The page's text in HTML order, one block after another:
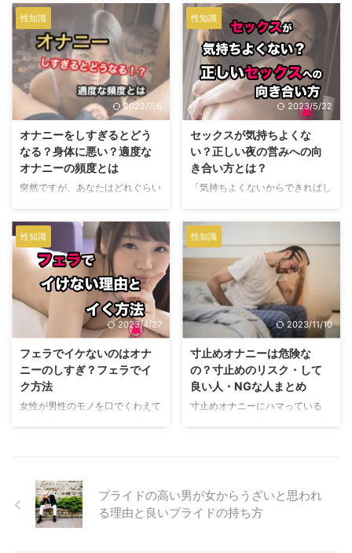
オナニーを紹介します。 ちなみ
に筆者は女性ですが、オナクラで
働いていたことがあるので、オナ
ニーにはちょいと詳しいです。セ
ルフプレジャーの方法を変えるだ
けで、狂ったようにイキまくる男
性たちを多数見てきました。 そ
たオナニーのやり方・注意点・リ
スクまで全て解説します。このオ
ナニーは非常に気持ち良いそうで
すが、万が一体に何らかのダメー
あくまで自己責任でお願いします
…
手術を受けるか、産むか、それと
も・・・。 生セックスのコスト
は思ってるよりはるかに高い。
性知識
2022/7/6
オナニーをしすぎるとどう
なる？身体に悪い？適度な
オナニーの頻度とは
突然ですが、あなたはどれぐらい
ーをするという人も多いのではな
いでしょうか。オナニーの頻度は
個人の自由ですが、 オナニーの
しすぎは 「ハゲる」 「モテなく
なる」 などのデメリットがある
と言われています。 このような
デメリットは本当なのでしょう
によるデメリットの真相と適度な
オナニー頻度について解説してい
きます。
性知識
2023/5/22
セックスが気持ちよくな
い？正しい夜の営みへの向
き合い方とは？
「気持ちよくないからできればし
オナニーをしていた方が良いとい
う人も少なくありません。 正し
い夜の営みへの向き合い方を知る
と、あなたのセックスは１８０度
違ったものになりますよ。
性知識
2023/4/27
フェラでイケないのはオナ
ニーのしすぎ？フェラでイ
ク方法
女性が男性のモノを口でくわえて
しょうか。
性知識
2023/11/10
寸止めオナニーは危険な
の？寸止めのリスク・して
良い人・NGな人まとめ
寸止めオナニーにハマっている
せん。 この記事では寸止めオナ
ニーの概要とやり方、どういうリ
プライドの高い男が女からうざいと思われ
る理由と良いプライドの持ち方